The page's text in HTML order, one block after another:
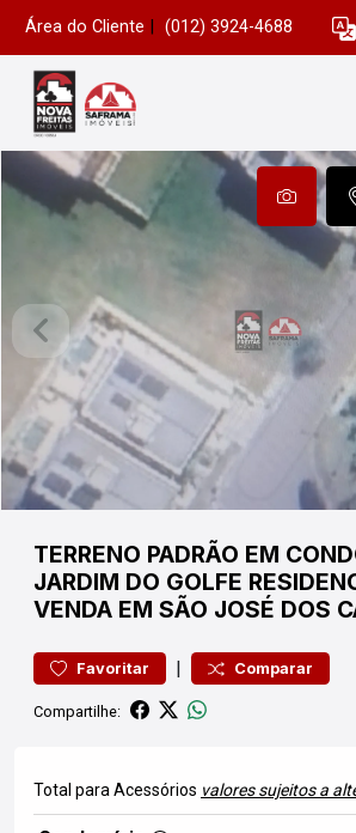
Área do Cliente (012) 3924-4688
TERRENO PADRÃO EM
JARDIM DO GOLFE
VENDA EM SÃO JOSÉ DOS
Favoritar | Comparar
Compartilhe:
Total para Acessórios valores sujeitos a